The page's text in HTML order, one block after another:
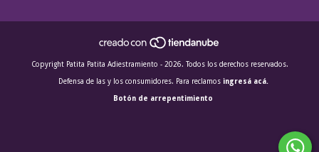
Copyright Patita Patita Adiestramiento - 2026. Todos los derechos reservados.
Defensa de las y los consumidores. Para reclamos ingresá acá.
Botón de arrepentimiento